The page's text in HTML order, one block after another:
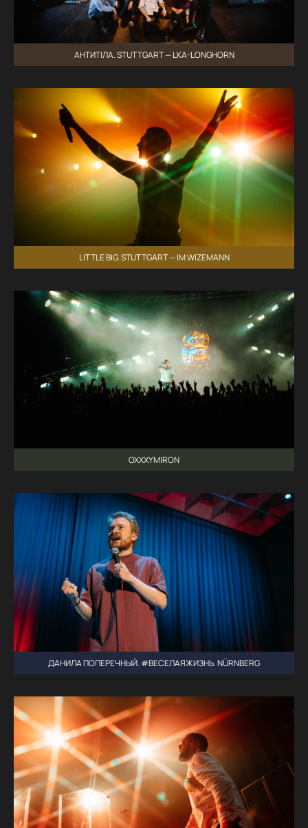
АНТИТІЛА. STUTTGART — LKA-LONGHORN
LITTLE BIG. STUTTGART — IM WIZEMANN
OXXXYMIRON
ДАНИЛА ПОПЕРЕЧНЫЙ. #ВЕСЕЛАЯЖИЗНЬ. NÜRNBERG